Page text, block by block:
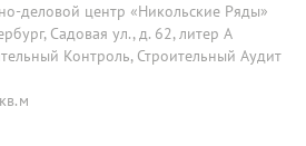
деловой центр «Никольские Ряды»
Садовая ул., д. 62, литер А
Контроль, Строительный Аудит